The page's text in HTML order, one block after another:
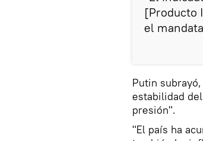
[Producto
el
Putin
estabilidad
presión".
"El país ha